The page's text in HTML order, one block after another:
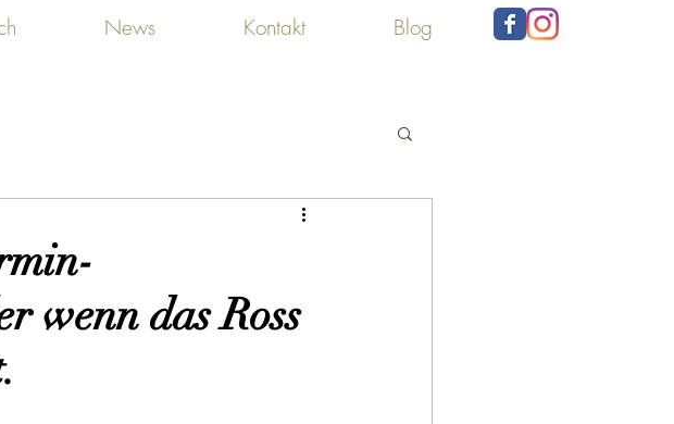
News Kontakt Blog
wenn das Ross